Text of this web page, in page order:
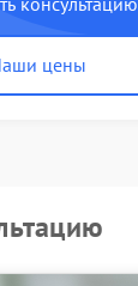
цены